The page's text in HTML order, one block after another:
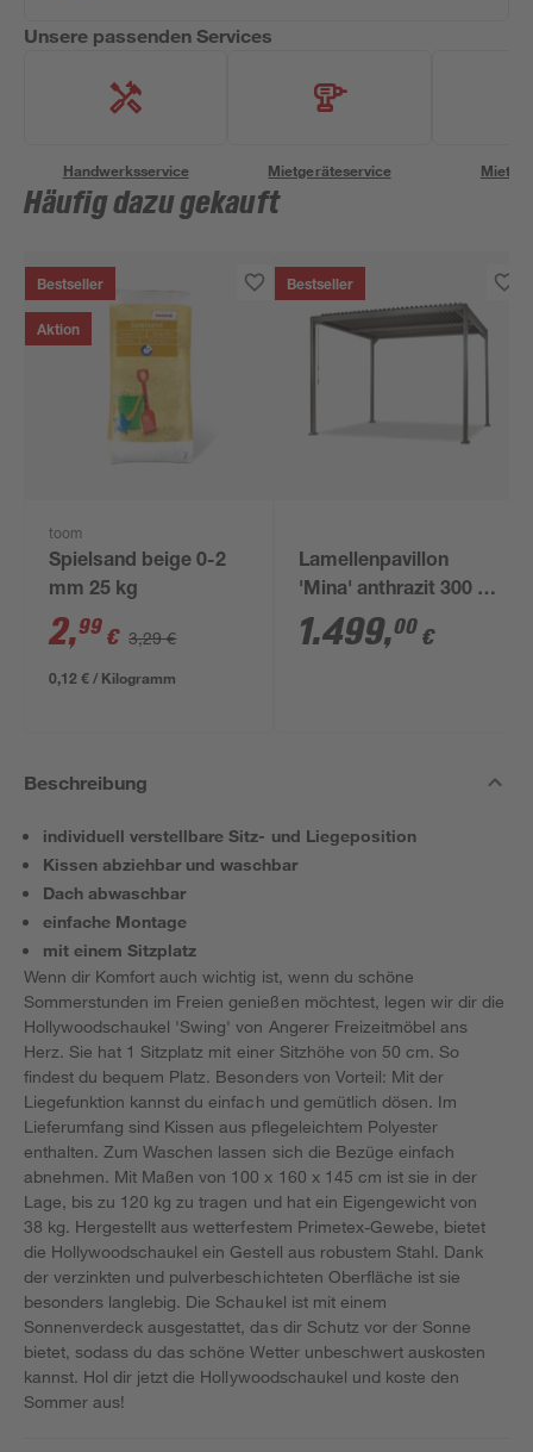
Unsere passenden Services
Handwerksservice Mietgeräteservice
Häufig dazu gekauft
Bestseller
Aktion
toom
Spielsand beige 0-2
mm 25 kg
2,99 € 3,29 €
0,12 € / Kilogramm
Bestseller
Lamellenpavillon
'Mina' anthrazit 300 x
230 x 300 cm
1.499,00 €
Beschreibung
individuell verstellbare Sitz- und Liegeposition
Kissen abziehbar und waschbar
Dach abwaschbar
einfache Montage
mit einem Sitzplatz
Wenn dir Komfort auch wichtig ist, wenn du schöne
Sommerstunden im Freien genießen möchtest, legen wir dir die
Hollywoodschaukel 'Swing' von Angerer Freizeitmöbel ans
Herz. Sie hat 1 Sitzplatz mit einer Sitzhöhe von 50 cm. So
findest du bequem Platz. Besonders von Vorteil: Mit der
Liegefunktion kannst du einfach und gemütlich dösen. Im
Lieferumfang sind Kissen aus pflegeleichtem Polyester
enthalten. Zum Waschen lassen sich die Bezüge einfach
abnehmen. Mit Maßen von 100 x 160 x 145 cm ist sie in der
Lage, bis zu 120 kg zu tragen und hat ein Eigengewicht von
38 kg. Hergestellt aus wetterfestem Primetex-Gewebe, bietet
die Hollywoodschaukel ein Gestell aus robustem Stahl. Dank
der verzinkten und pulverbeschichteten Oberfläche ist sie
besonders langlebig. Die Schaukel ist mit einem
Sonnenverdeck ausgestattet, das dir Schutz vor der Sonne
bietet, sodass du das schöne Wetter unbeschwert auskosten
kannst. Hol dir jetzt die Hollywoodschaukel und koste den
Sommer aus!